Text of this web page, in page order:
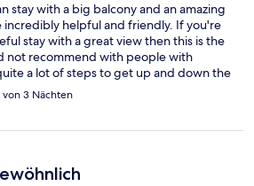
stay with a big balcony and an amazing
incredibly helpful and friendly. If you're
stay with a great view then this is the
not recommend with people with
a lot of steps to get up and down the
are decently priced to around €4
centre. I will definitely comeback to this
3 Nächten